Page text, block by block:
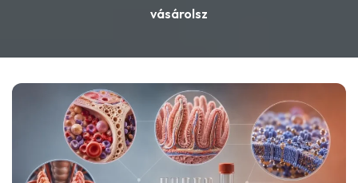
vásárolsz